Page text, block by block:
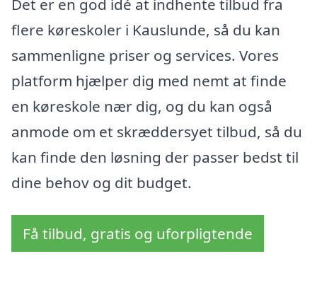
Det er en god idé at indhente tilbud fra
flere køreskoler i Kauslunde, så du kan
sammenligne priser og services. Vores
platform hjælper dig med nemt at finde
en køreskole nær dig, og du kan også
anmode om et skræddersyet tilbud, så du
kan finde den løsning der passer bedst til
dine behov og dit budget.
Få tilbud, gratis og uforpligtende